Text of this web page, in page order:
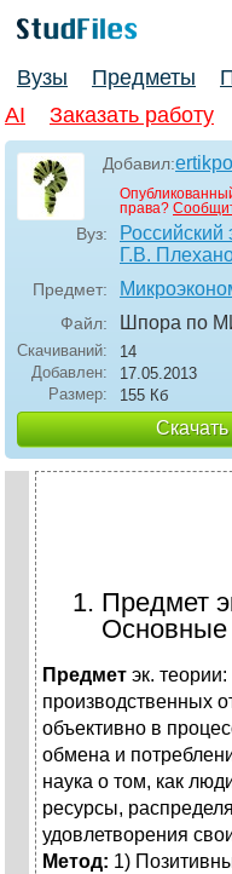
Вузы Предметы
AI
Заказать работу
Добавил:
права?
Вуз:
Российский
Г.В.
Предмет:
Файл: Шпора по
Скачиваний:
14
Добавлен:
17.05.2013
Размер:
155 Кб
Скачать
1. Предмет
Основные
Предмет эк. теории:
производственных
объективно в
обмена и
наука о том, как
ресурсы,
удовлетворения
Метод: 1)